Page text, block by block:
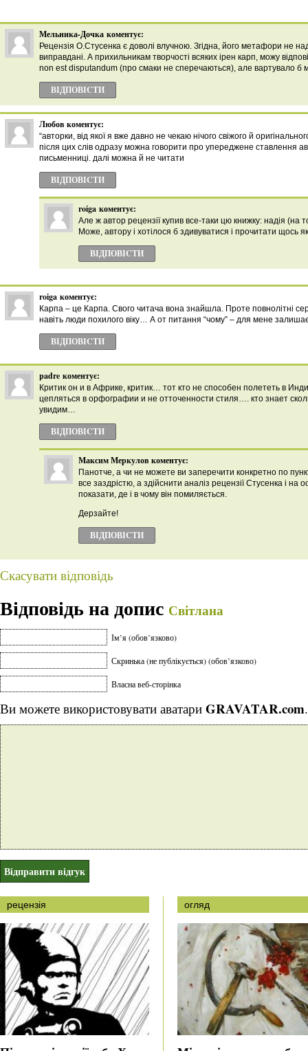
Мельника-Дочка коментує:
Рецензія О.Стусенка є доволі влучною. Згідна, його метафори не
виправдані. А прихильникам творчості всяких ірен карп, можу
non est disputandum (про смаки не сперечаються), але вартувало б
ВІДПОВІCТИ
Любов коментує:
“авторки, від якої я вже давно не чекаю нічого свіжого й
після цих слів одразу можна говорити про упереджене ставлення
письменниці. далі можна й не читати
ВІДПОВІCТИ
roiga коментує:
Але ж автор рецензії купив все-таки цю книжку: надія
Може, автору і хотілося б здивуватися і прочитати щось
ВІДПОВІCТИ
roiga коментує:
Карпа – це Карпа. Свого читача вона знайшла. Проте повнолітні
навіть люди похилого віку… А от питання “чому” – для мене
ВІДПОВІCТИ
padre коментує:
Критик он и в Африке, критик… тот кто не способен полететь в
цепляться в орфографии и не отточенности стиля…. кто знает
увидим…
ВІДПОВІCТИ
Максим Меркулов коментує:
Панотче, а чи не можете ви заперечити конкретно по
все заздрістю, а здійснити аналіз рецензії Стусенка і на
показати, де і в чому він помиляється.
Дерзайте!
ВІДПОВІCТИ
Скасувати відповідь
Відповідь на допис Світлана
Ім’я (обов’язково)
Скринька (не публікується) (обов’язково)
Власна веб-сторінка
Ви можете використовувати аватари GRAVATAR.com.
рецензія огляд